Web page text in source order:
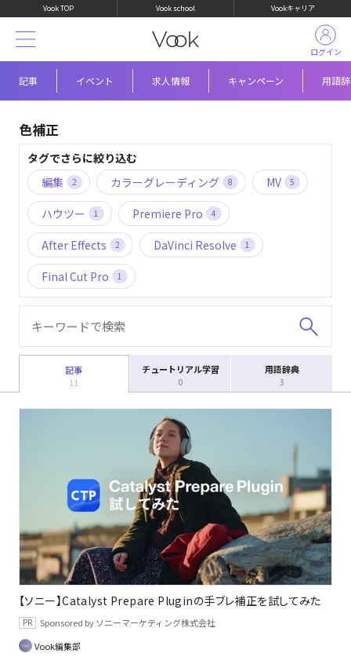
Vook TOP Vook school Vookキャリア
記事 イベント 求人情報 キャンペーン 用語
ログイン
色補正
タグでさらに絞り込む
編集
2 カラーグレーディング 8 MV 5
ハウツー 1 Premiere Pro 4
After Effects 2 DaVinci Resolve 1
Final Cut Pro 1
記事
11
チュートリアル学習
0
用語辞典
3
【ソニー】Catalyst Prepare Pluginの手ブレ補正を試してみた
Sponsored by ソニーマーケティング株式会社
Vook編集部